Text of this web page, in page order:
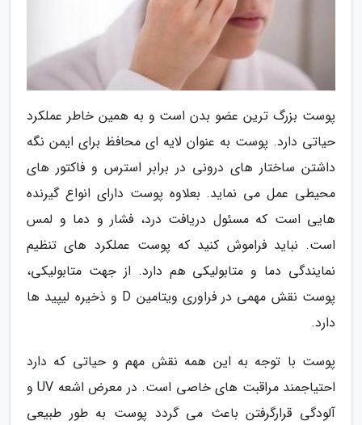
پوست بزرگ ترین عضو بدن است و به همین خاطر عملکرد
حیاتی دارد. پوست به عنوان لایه ای محافظ برای ایمن نگه
داشتن ساختار های درونی در برابر استرس و فاکتور های
محیطی عمل می نماید. بعلاوه پوست دارای انواع گیرنده
هایی است که مسئول دریافت درد، فشار و دما و لمس
است. نباید فراموش کنید که پوست عملکرد های تنظیم
نمایندگی دما و متابولیکی هم دارد. از جهت متابولیکی،
پوست نقش مهمی در فراوری ویتامین D و ذخیره لیپید ها
دارد.
پوست با توجه به این همه نقش مهم و حیاتی که دارد
احتیاجمند مراقبت های خاصی است. در معرض اشعه UV و
آلودگی قرارگرفتن باعث می گردد پوست به طور طبیعی